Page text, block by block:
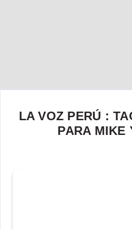
LA VOZ PERÚ :
PARA MIKE